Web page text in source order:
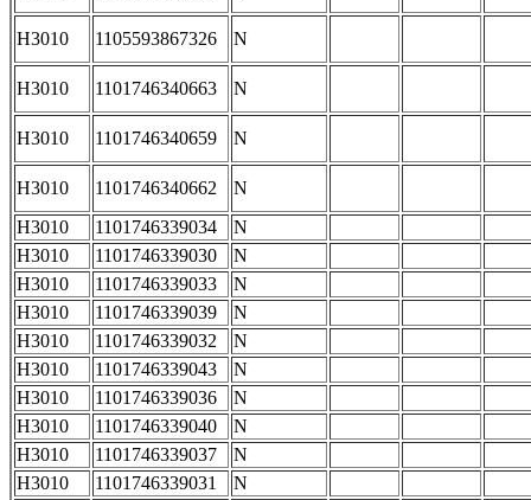
H3010 1105593867326 N
H3010 1101746340663 N
H3010 1101746340659 N
H3010 1101746340662
N
H3010
1101746339034
N
H3010
1101746339030
N
H3010
1101746339033
N
H3010
1101746339039
N
H3010
1101746339032
N
H3010
1101746339043
N
H3010
1101746339036
N
H3010
1101746339040
N
H3010
1101746339037
N
H3010
1101746339031
N